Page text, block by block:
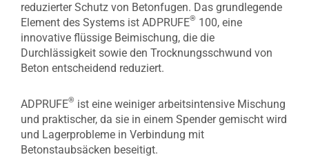
reduzierter Schutz von Betonfugen. Das grundlegende
Element des Systems ist ADPRUFE® 100, eine
innovative flüssige Beimischung, die die
Durchlässigkeit sowie den Trocknungsschwund von
Beton entscheidend reduziert.
ADPRUFE® ist eine weiniger arbeitsintensive Mischung
und praktischer, da sie in einem Spender gemischt wird
und Lagerprobleme in Verbindung mit
Betonstaubsäcken beseitigt.